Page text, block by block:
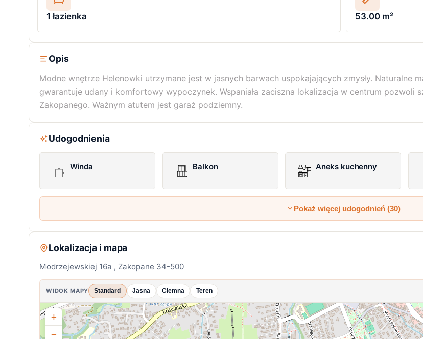
Lokalizacja i mapa
Modrzejewskiej 16a , Zakopane 34-500
WIDOK MAPY Standard Jasna Ciemna Teren
+
−
1 łazienka 53.00 m²
Opis
Modne wnętrze Helenowki utrzymane jest w jasnych barwach uspokajających zmysły. Naturalne
gwarantuje udany i komfortowy wypoczynek. Wspaniała zaciszna lokalizacja w centrum pozwoli
Zakopanego. Ważnym atutem jest garaż podziemny.
Udogodnienia
Winda Balkon Aneks kuchenny
Pokaż więcej udogodnień (30)